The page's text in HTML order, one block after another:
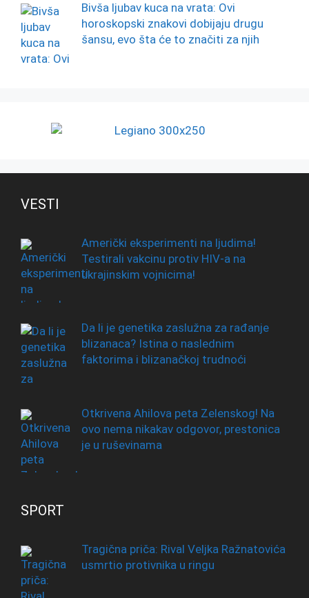
Bivša ljubav kuca na vrata: Ovi
horoskopski znakovi dobijaju drugu
šansu, evo šta će to značiti za njih
VESTI
Američki eksperimenti na ljudima!
Testirali vakcinu protiv HIV-a na
ukrajinskim vojnicima!
Da li je genetika zaslužna za rađanje
blizanaca? Istina o naslednim
faktorima i blizanačkoj trudnoći
Otkrivena Ahilova peta Zelenskog! Na
ovo nema nikakav odgovor, prestonica
je u ruševinama
SPORT
Tragična priča: Rival Veljka Ražnatovića
usmrtio protivnika u ringu